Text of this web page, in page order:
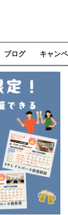
ブログ キャン